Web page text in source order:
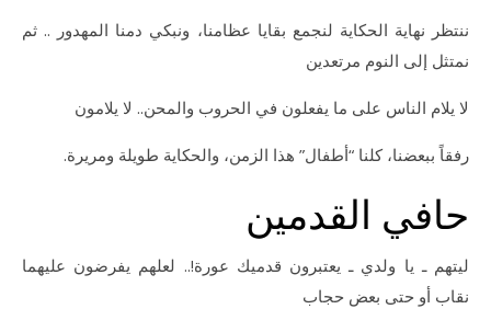
ننتظر نهاية الحكاية لنجمع بقايا عظامنا، ونبكي دمنا المهدور .. ثم
نمتثل إلى النوم مرتعدين
لا يلام الناس على ما يفعلون في الحروب والمحن.. لا يلامون
رفقاً ببعضنا، كلنا “أطفال” هذا الزمن، والحكاية طويلة ومريرة.
حافي القدمين
ليتهم ـ يا ولدي ـ يعتبرون قدميك عورة!.. لعلهم يفرضون عليهما
نقاب أو حتى بعض حجاب